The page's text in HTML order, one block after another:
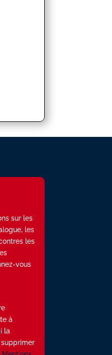
sur les
les
les
vous
à
la